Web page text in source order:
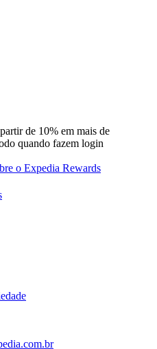
de 10% em mais de
quando fazem login
o Expedia Rewards